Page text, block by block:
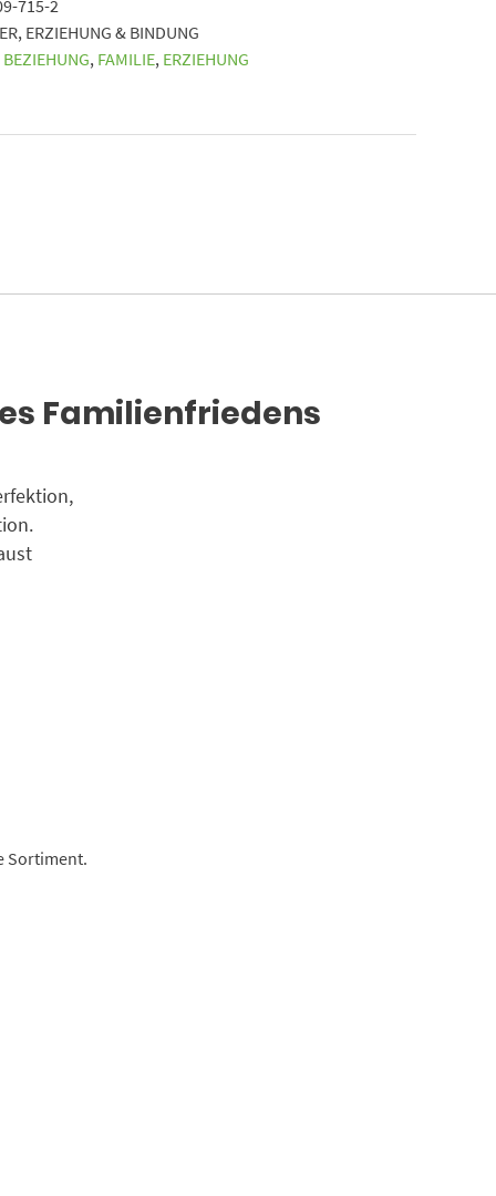
715-2
, ERZIEHUNG & BINDUNG
BEZIEHUNG, FAMILIE, ERZIEHUNG
Familienfriedens
Sortiment.